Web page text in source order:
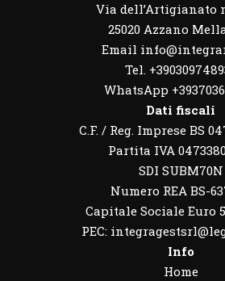
Via dell’Artigianato
25020 Azzano
Email
Tel.
WhatsApp
Dati fiscali
C.F. / Reg. Imprese BS
Partita IVA
SDI SUBM70N
Numero REA BS-
Capitale Sociale Euro
PEC:
Info
Home